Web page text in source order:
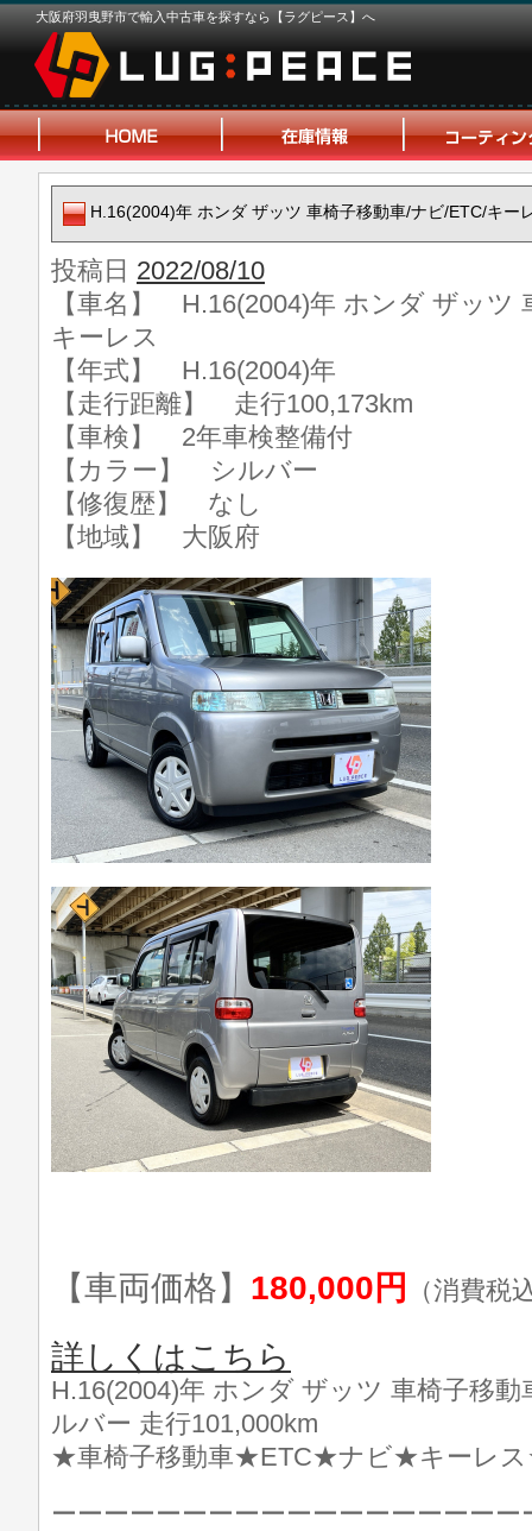
大阪府羽曳野市で輸入中古車を探すなら【ラグピース】へ
H.16(2004)年 ホンダ ザッツ 車椅子移動車/ナビ/ETC/キー
投稿日 2022/08/10
【車名】 H.16(2004)年 ホンダ ザッツ
キーレス
【年式】 H.16(2004)年
【走行距離】 走行100,173km
【車検】 2年車検整備付
【カラー】 シルバー
【修復歴】 なし
【地域】 大阪府
【車両価格】 180,000円 （消費税
詳しくはこちら
H.16(2004)年 ホンダ ザッツ 車椅子移
ルバー 走行101,000km
★車椅子移動車★ETC★ナビ★キーレ
ーーーーーーーーーーーーーーーーー